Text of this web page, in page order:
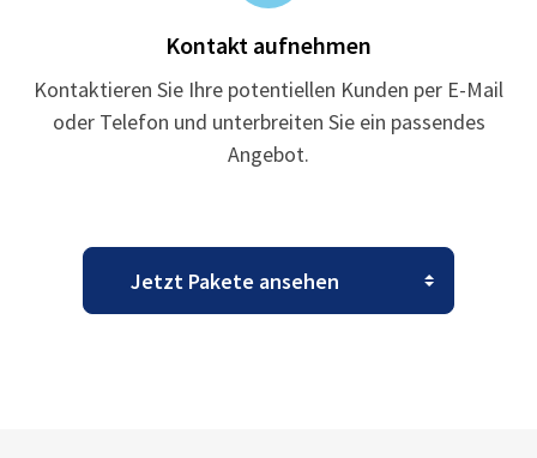
Kontakt aufnehmen
Kontaktieren Sie Ihre potentiellen Kunden per E-Mail
oder Telefon und unterbreiten Sie ein passendes
Angebot.